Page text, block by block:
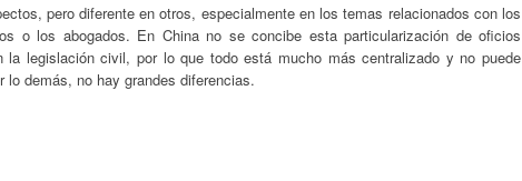
pero diferente en otros, especialmente en los temas relacionados con los
o los abogados. En China no se concibe esta particularización de oficios
la legislación civil, por lo que todo está mucho más centralizado y no puede
demás, no hay grandes diferencias.